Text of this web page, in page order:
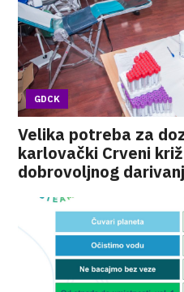
GDCK
Velika potreba za
karlovački Crveni
dobrovoljnog